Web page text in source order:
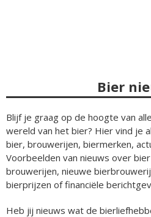
Bier
Blijf je graag op de hoogte van
wereld van het bier? Hier vind je
bier, brouwerijen, biermerken,
Voorbeelden van nieuws over
brouwerijen, nieuwe
bierprijzen of financiële
Heb jij nieuws wat de